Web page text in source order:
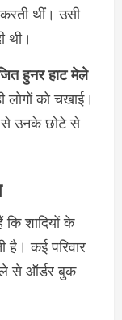
थीं। उसी
थी।
हुनर हाट मेले
लोगों को चखाई।
से उनके छोटे से
शादियों के
है। कई परिवार
से ऑर्डर बुक